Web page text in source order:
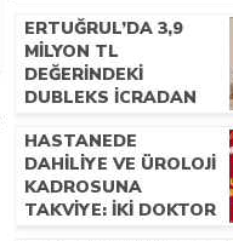
ERTUĞRUL’DA 3,9
MILYON TL
DEĞERINDEKI
DUBLEKS ICRADAN
HASTANEDE
DAHILIYE VE ÜROLOJI
KADROSUNA
TAKVIYE: İKI DOKTOR